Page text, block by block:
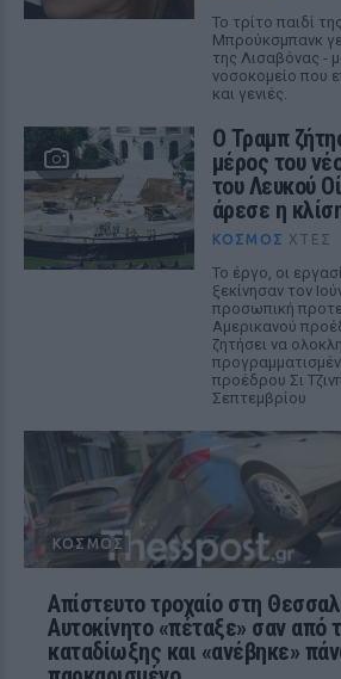
Το τρίτο παιδί
Μπρούκσμπανκ
της Λισαβόνας -
νοσοκομείο που
και γενιές.
Ο Τραμπ
μέρος του
του Λευκού
άρεσε η
ΚΌΣΜΟΣ ΧΤΕΣ
Το έργο, οι
ξεκίνησαν τον
προσωπική
Αμερικανού
ζητήσει να
προέδρου Σι
Σεπτεμβρίου
ΚΌΣΜΟΣ
Απίστευτο τροχαίο στη
Αυτοκίνητο «πέταξε» σαν από
καταδίωξης και «ανέβηκε»